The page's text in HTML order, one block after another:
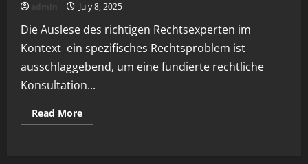
July 8, 2025
Die Auslese des richtigen Rechtsexperten im
Kontext ein spezifisches Rechtsproblem ist
ausschlaggebend, um eine fundierte rechtliche
Konsultation...
Read MoreRead
more